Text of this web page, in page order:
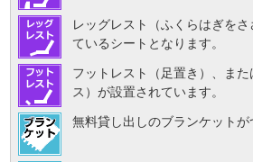
レッグレスト（ふくらはぎを
ているシートとなります。
フットレスト（足置き）、ま
ス）が設置されています。
無料貸し出しのブランケットが